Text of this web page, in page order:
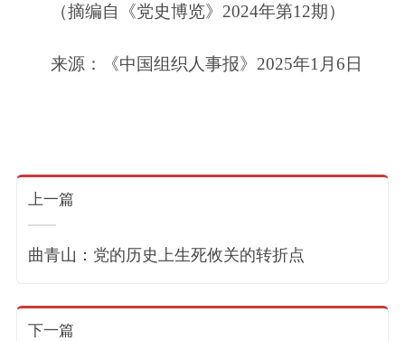
（摘编自《党史博览》2024年第12期）
来源：《中国组织人事报》2025年1月6日
上一篇
曲青山：党的历史上生死攸关的转折点
下一篇